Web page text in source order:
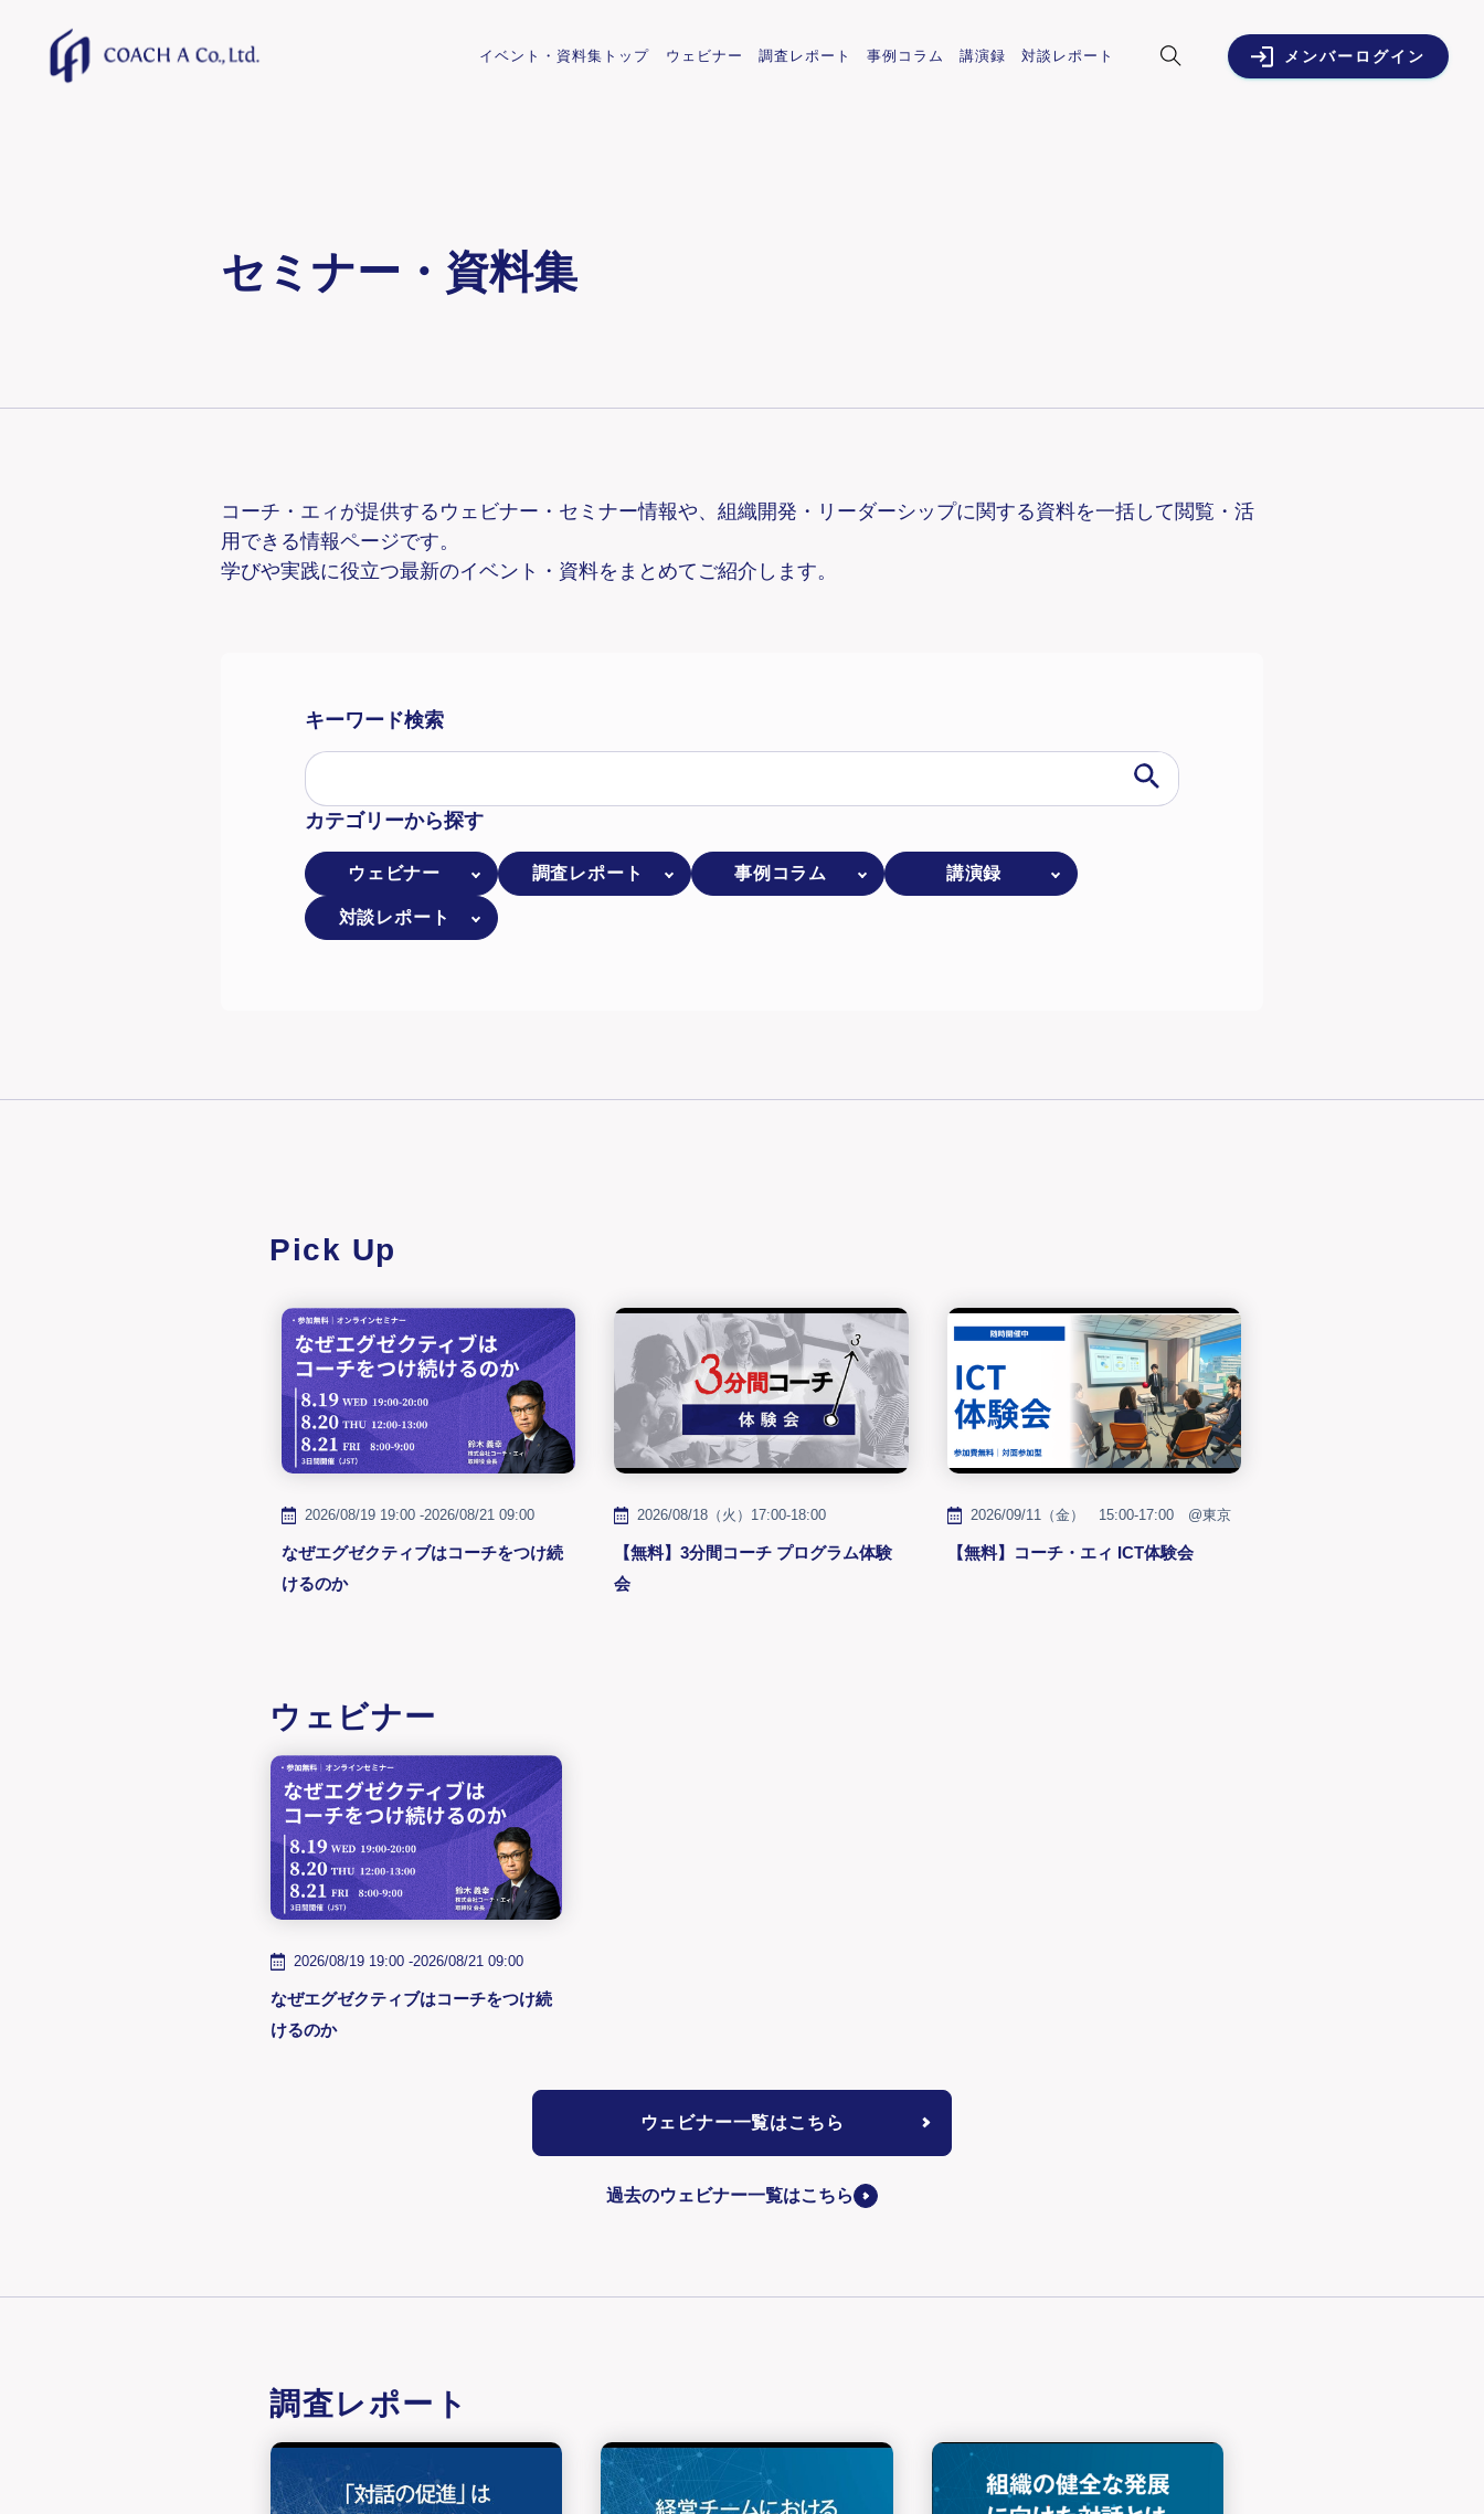
メンバーログイン
イベント・資料集トップ ウェビナー 調査レポート 事例コラム 講演録 対談レポート
セミナー・資料集
コーチ・エィが提供するウェビナー・セミナー情報や、組織開発・リーダーシップに関する資料を一括して閲覧・活
用できる情報ページです。
学びや実践に役立つ最新のイベント・資料をまとめてご紹介します。
キーワード検索
カテゴリーから探す
ウェビナー 調査レポート 事例コラム 講演録
対談レポート
Pick Up
2026/08/19 19:00 -2026/08/21 09:00
なぜエグゼクティブはコーチをつけ続
けるのか
2026/08/18（火）17:00-18:00
【無料】3分間コーチ プログラム体験
会
2026/09/11（金） 15:00-17:00 @東京
【無料】コーチ・エィ ICT体験会
ウェビナー
2026/08/19 19:00 -2026/08/21 09:00
なぜエグゼクティブはコーチをつけ続
けるのか
ウェビナー一覧はこちら
過去のウェビナー一覧はこちら
調査レポート